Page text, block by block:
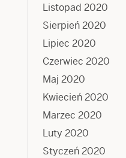
Listopad 2020
Sierpień 2020
Lipiec 2020
Czerwiec 2020
Maj 2020
Kwiecień 2020
Marzec 2020
Luty 2020
Styczeń 2020